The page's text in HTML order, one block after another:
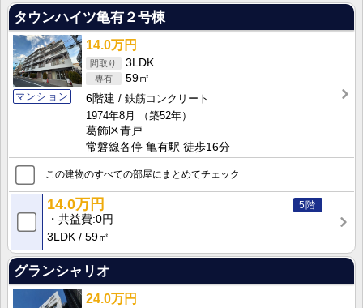
タウンハイツ亀有２号棟
マンション
14.0万円
3LDK
59㎡
6階建
鉄筋コンクリート
1974年8月
（築52年）
葛飾区青戸
常磐線各停 亀有駅 徒歩16分
この建物のすべての部屋にまとめてチェック
5階
14.0万円
共益費 0円
3LDK
59㎡
グランシャリオ
24.0万円